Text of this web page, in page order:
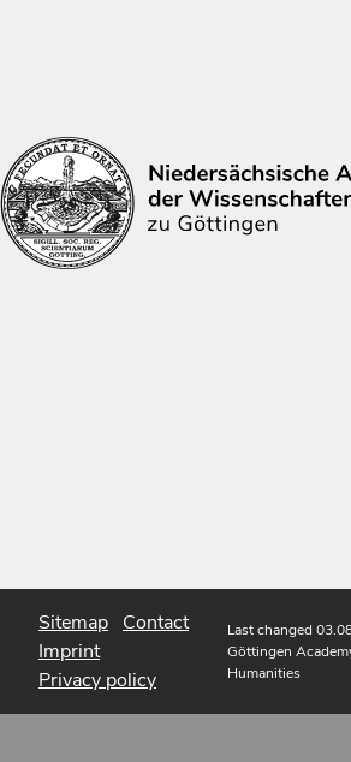
Sitemap Contact
Imprint
Privacy policy
Last changed
Göttingen
Humanities